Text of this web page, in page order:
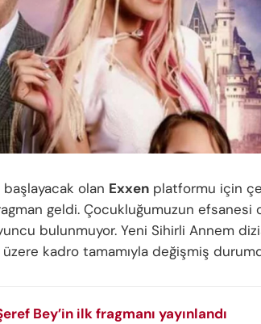
başlayacak olan Exxen platformu için
geldi. Çocukluğumuzun efsanesi
bulunmuyor. Yeni Sihirli Annem
kadro tamamıyla değişmiş
Bey’in ilk fragmanı yayınlandı